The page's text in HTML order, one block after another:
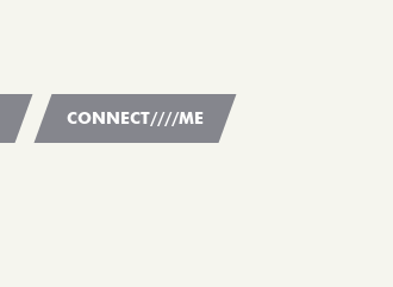
CONNECT////ME